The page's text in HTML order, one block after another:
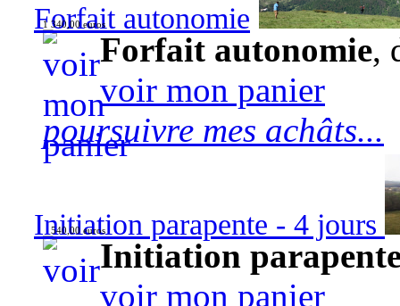
Forfait autonomie
1 340,00 euros
Forfait autonomie,
voir mon panier
poursuivre mes achâts...
Initiation parapente - 4 jours
540,00 euros
Initiation
voir mon panier